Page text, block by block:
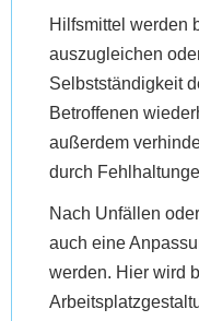
Hilfsmittel werden
auszugleichen
Selbstständigkeit
Betroffenen
außerdem
durch
Nach Unfällen
auch eine
werden. Hier wird